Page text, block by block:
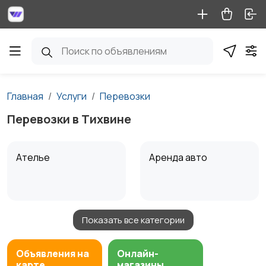
Главная Услуги Перевозки
Перевозки в Тихвине
Ателье Аренда авто
Аренда водного
транспорта
Аренда спецтехники
Показать все категории
Объявления на
Онлайн-